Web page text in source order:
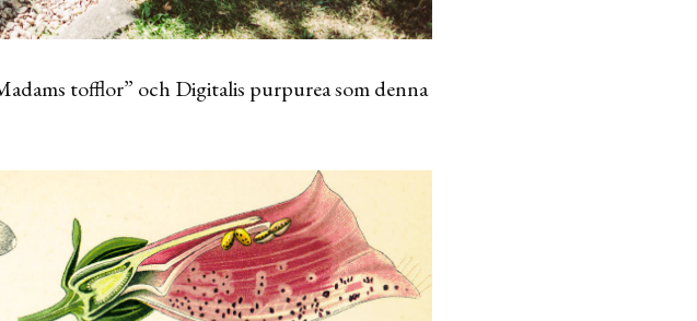
tofflor” och Digitalis purpurea som denna